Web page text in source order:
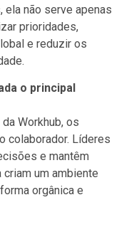
ela não serve apenas
prioridades,
e reduzir os
o principal
Workhub, os
colaborador. Líderes
e mantêm
um ambiente
orgânica e